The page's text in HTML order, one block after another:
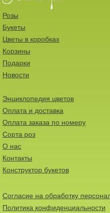
Розы
Букеты
Цветы в коробках
Корзины
Подарки
Новости
Энциклопедия цветов
Оплата и доставка
Оплата заказа по номеру
Сорта роз
О нас
Контакты
Конструктор букетов
Согласие на обработку
Политика конфиденциальности